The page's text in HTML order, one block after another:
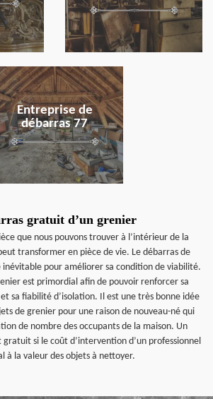
Entreprise de
débarras 77
en savoir plus
gratuit d’un grenier
que nous pouvons trouver à l’intérieur de la
transformer en pièce de vie. Le débarras de
pour améliorer sa condition de viabilité.
est primordial afin de pouvoir renforcer sa
sa fiabilité d’isolation. Il est une très bonne idée
de grenier pour une raison de nouveau-né qui
de nombre des occupants de la maison. Un
si le coût d’intervention d’un professionnel
à la valeur des objets à nettoyer.